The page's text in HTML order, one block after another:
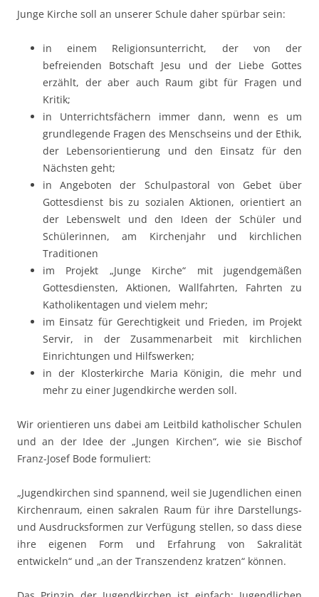
Junge Kirche soll an unserer Schule daher spürbar sein:
in einem Religionsunterricht, der von der
befreienden Botschaft Jesu und der Liebe Gottes
erzählt, der aber auch Raum gibt für Fragen und
Kritik;
in Unterrichtsfächern immer dann, wenn es um
grundlegende Fragen des Menschseins und der Ethik,
der Lebensorientierung und den Einsatz für den
Nächsten geht;
in Angeboten der Schulpastoral von Gebet über
Gottesdienst bis zu sozialen Aktionen, orientiert an
der Lebenswelt und den Ideen der Schüler und
Schülerinnen, am Kirchenjahr und kirchlichen
Traditionen
im Projekt „Junge Kirche“ mit jugendgemäßen
Gottesdiensten, Aktionen, Wallfahrten, Fahrten zu
Katholikentagen und vielem mehr;
im Einsatz für Gerechtigkeit und Frieden, im Projekt
Servir, in der Zusammenarbeit mit kirchlichen
Einrichtungen und Hilfswerken;
in der Klosterkirche Maria Königin, die mehr und
mehr zu einer Jugendkirche werden soll.
Wir orientieren uns dabei am Leitbild katholischer Schulen
und an der Idee der „Jungen Kirchen“, wie sie Bischof
Franz-Josef Bode formuliert:
„Jugendkirchen sind spannend, weil sie Jugendlichen einen
Kirchenraum, einen sakralen Raum für ihre Darstellungs-
und Ausdrucksformen zur Verfügung stellen, so dass diese
ihre eigenen Form und Erfahrung von Sakralität
entwickeln“ und „an der Transzendenz kratzen“ können.